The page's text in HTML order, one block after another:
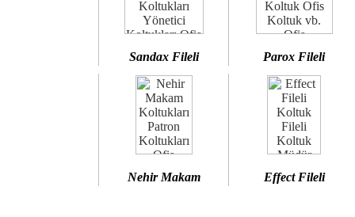
Sandax Fileli Parox Fileli
Nehir Makam Effect Fileli